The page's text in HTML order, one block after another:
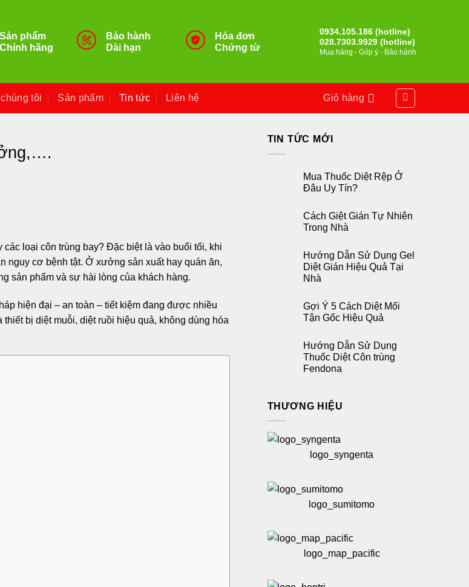
Sản phẩm
Chính hãng
Bảo hành
Dài hạn
Hóa đơn
Chứng từ
0934.105.186 (hotline)
028.7303.9929 (hotline)
Mua hàng - Góp ý - Bảo hành
tôi Sản phẩm Tin tức Liên hệ Giỏ hàng
loại côn trùng bay? Đặc biệt là vào buổi tối, khi
nguy cơ bệnh tật. Ở xưởng sản xuất hay quán ăn,
sản phẩm và sự hài lòng của khách hàng.
hiện đại – an toàn – tiết kiệm đang được nhiều
thiết bị diệt muỗi, diệt ruồi hiệu quả, không dùng hóa
TIN TỨC MỚI
Mua Thuốc Diệt Rệp Ở
Đâu Uy Tín?
Cách Giệt Gián Tự Nhiên
Trong Nhà
Hướng Dẫn Sử Dụng Gel
Diệt Gián Hiệu Quả Tại
Nhà
Gợi Ý 5 Cách Diệt Mối
Tận Gốc Hiệu Quả
Hướng Dẫn Sử Dụng
Thuốc Diệt Côn trùng
Fendona
THƯƠNG HIỆU
logo_syngenta
logo_sumitomo
logo_map_pacific